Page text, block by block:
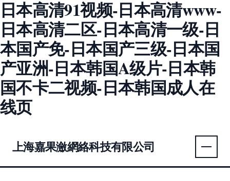
日本高清91视频-日本高清www-
日本高清二区-日本高清一级-日
本国产免-日本国产三级-日本国
产亚洲-日本韩国A级片-日本韩
国不卡二视频-日本韩国成人在
线页
上海嘉果瀲網絡科技有限公司